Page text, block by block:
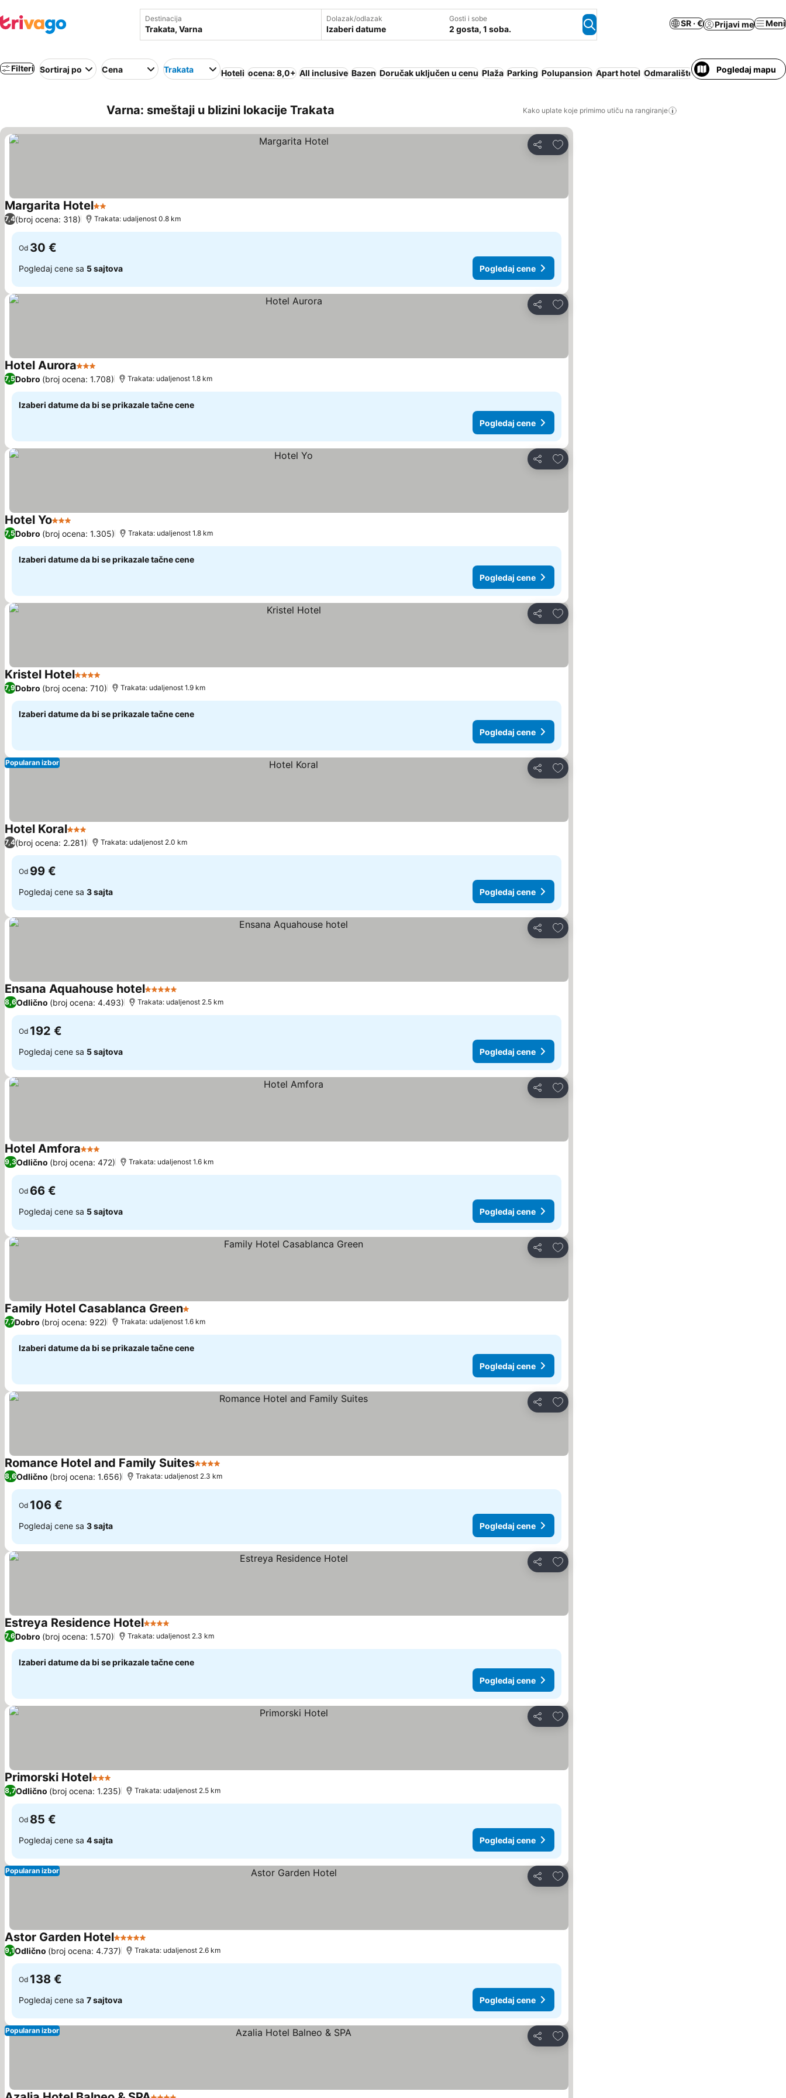
Destinacija Dolazak/odlazak
Izaberi datume
Gosti i sobe
2 gosta, 1 soba.
SR · € Prijavi me Meni
Filteri Sortiraj po Cena Trakata Hoteli ocena: 8,0+ All inclusive Bazen Doručak uključen u cenu Plaža Parking Polupansion Apart hotel Odmaralište Wi-FiPogledaj mapu
Varna: smeštaji u blizini lokacije Trakata Kako uplate koje primimo utiču na rangiranje
Deli
Dodati u favorite
Margarita Hotel2 Zvezdice
7,4(broj ocena: 318) Trakata: udaljenost 0.8 km
Od 30 €
Pogledaj cene sa 5 sajtova Pogledaj cene
Deli
Dodati u favorite
Hotel Aurora3 ZvezdicePogledaj cene
7,5Dobro (broj ocena: 1.708) Trakata: udaljenost 1.8 km
Izaberi datume da bi se prikazale tačne cene
Pogledaj cene
Deli
Dodati u favorite
Hotel Yo3 ZvezdicePogledaj cene
7,5Dobro (broj ocena: 1.305) Trakata: udaljenost 1.8 km
Izaberi datume da bi se prikazale tačne cene
Pogledaj cene
Deli
Dodati u favorite
Kristel Hotel4 ZvezdicePogledaj cene
7,9Dobro (broj ocena: 710) Trakata: udaljenost 1.9 km
Izaberi datume da bi se prikazale tačne cene
Pogledaj cene
Deli
Dodati u favorite
Popularan izbor
Hotel Koral3 ZvezdicePogledaj cene
7,4(broj ocena: 2.281) Trakata: udaljenost 2.0 km
Od 99 €
Pogledaj cene sa 3 sajta Pogledaj cene
Deli
Dodati u favorite
Ensana Aquahouse hotel5 Zvezdice
8,6Odlično (broj ocena: 4.493) Trakata: udaljenost 2.5 km
Od 192 €
Pogledaj cene sa 5 sajtova Pogledaj cene
Deli
Dodati u favorite
Hotel Amfora3 ZvezdicePogledaj cene
9,3Odlično (broj ocena: 472) Trakata: udaljenost 1.6 km
Od 66 €
Pogledaj cene sa 5 sajtova Pogledaj cene
Deli
Dodati u favorite
Family Hotel Casablanca Green1 Zvezdice
7,7Dobro (broj ocena: 922) Trakata: udaljenost 1.6 km
Izaberi datume da bi se prikazale tačne cene
Pogledaj cene
Deli
Dodati u favorite
Romance Hotel and Family Suites4 Zvezdice
8,6Odlično (broj ocena: 1.656) Trakata: udaljenost 2.3 km
Od 106 €
Pogledaj cene sa 3 sajta Pogledaj cene
Deli
Dodati u favorite
Estreya Residence Hotel4 Zvezdice
7,6Dobro (broj ocena: 1.570) Trakata: udaljenost 2.3 km
Izaberi datume da bi se prikazale tačne cene
Pogledaj cene
Deli
Dodati u favorite
Primorski Hotel3 ZvezdicePogledaj cene
8,7Odlično (broj ocena: 1.235) Trakata: udaljenost 2.5 km
Od 85 €
Pogledaj cene sa 4 sajta Pogledaj cene
Deli
Dodati u favorite
Popularan izbor
Astor Garden Hotel5 Zvezdice
9,1Odlično (broj ocena: 4.737) Trakata: udaljenost 2.6 km
Od 138 €
Pogledaj cene sa 7 sajtova Pogledaj cene
Deli
Dodati u favorite
Popularan izbor